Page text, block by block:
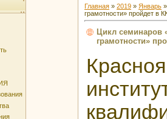
Главная » 2019 » Январь »
грамотности» пройдет в
Цикл семинаров
грамотности»